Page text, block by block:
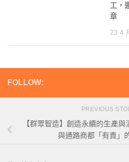
工，
章
23 4
FOLLOW:
PREVIOUS
【群眾智造】創造永續的生產
與通路商都「有責」